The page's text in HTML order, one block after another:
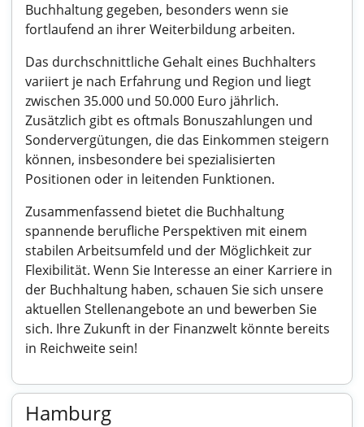
Buchhaltung gegeben, besonders wenn sie
fortlaufend an ihrer Weiterbildung arbeiten.
Das durchschnittliche Gehalt eines Buchhalters
variiert je nach Erfahrung und Region und liegt
zwischen 35.000 und 50.000 Euro jährlich.
Zusätzlich gibt es oftmals Bonuszahlungen und
Sondervergütungen, die das Einkommen steigern
können, insbesondere bei spezialisierten
Positionen oder in leitenden Funktionen.
Zusammenfassend bietet die Buchhaltung
spannende berufliche Perspektiven mit einem
stabilen Arbeitsumfeld und der Möglichkeit zur
Flexibilität. Wenn Sie Interesse an einer Karriere in
der Buchhaltung haben, schauen Sie sich unsere
aktuellen Stellenangebote an und bewerben Sie
sich. Ihre Zukunft in der Finanzwelt könnte bereits
in Reichweite sein!
Hamburg